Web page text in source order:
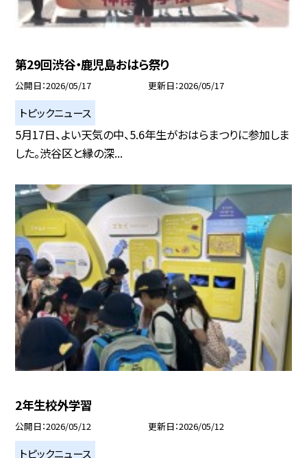
第29回渋谷・鹿児島おはら祭り
公開日 2026/05/17 更新日 2026/05/17
トピックニュース
5月17日、よい天気の中、5.6年生がおはらまつりに参加しま
した。渋谷区と縁の深...
2年生校外学習
公開日 2026/05/12 更新日 2026/05/12
トピックニュース